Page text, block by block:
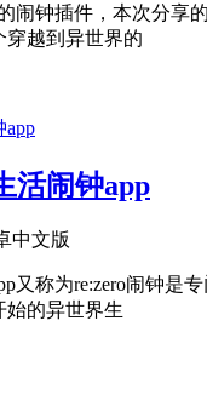
闹钟插件，本次分享
穿越到异世界的
活闹钟app
中文版
又称为re:zero闹钟是
始的异世界生